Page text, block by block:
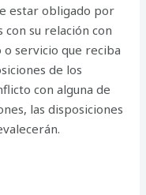
estar obligado por
su relación con
servicio que reciba
de los
con alguna de
las disposiciones